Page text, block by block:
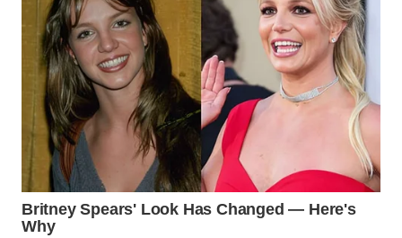
WN
BOGOR
WN
DEPOK
WN
TAPANULI
UTARA